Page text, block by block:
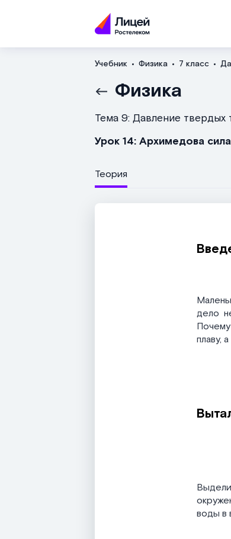
Учебник Физика 7 класс
Физика
Тема 9: Давление твердых
Урок 14: Архимедова сила
Теория
дело
плаву,
воды в